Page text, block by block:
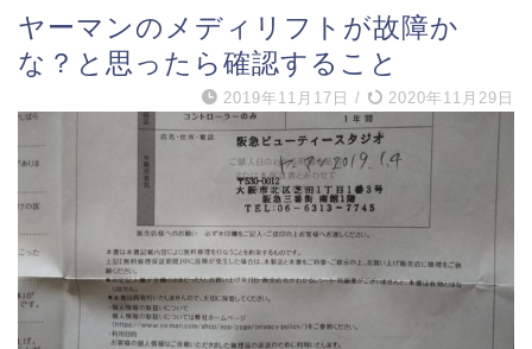
ヤーマンのメディリフトが故障か
な？と思ったら確認すること
2019年11月17日 / 2020年11月29日